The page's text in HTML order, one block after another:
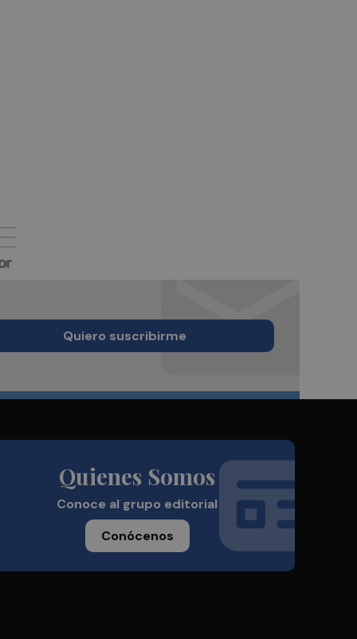
Quiero suscribirme
Quienes Somos
Conoce al grupo editorial
Conócenos